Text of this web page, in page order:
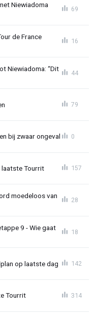
Niewiadoma
69
de France
16
Niewiadoma: “Dit
44
79
bij zwaar ongeval 0
Tourrit 157
moedeloos van
28
9 - Wie gaat
18
op laatste dag 142
Tourrit 314